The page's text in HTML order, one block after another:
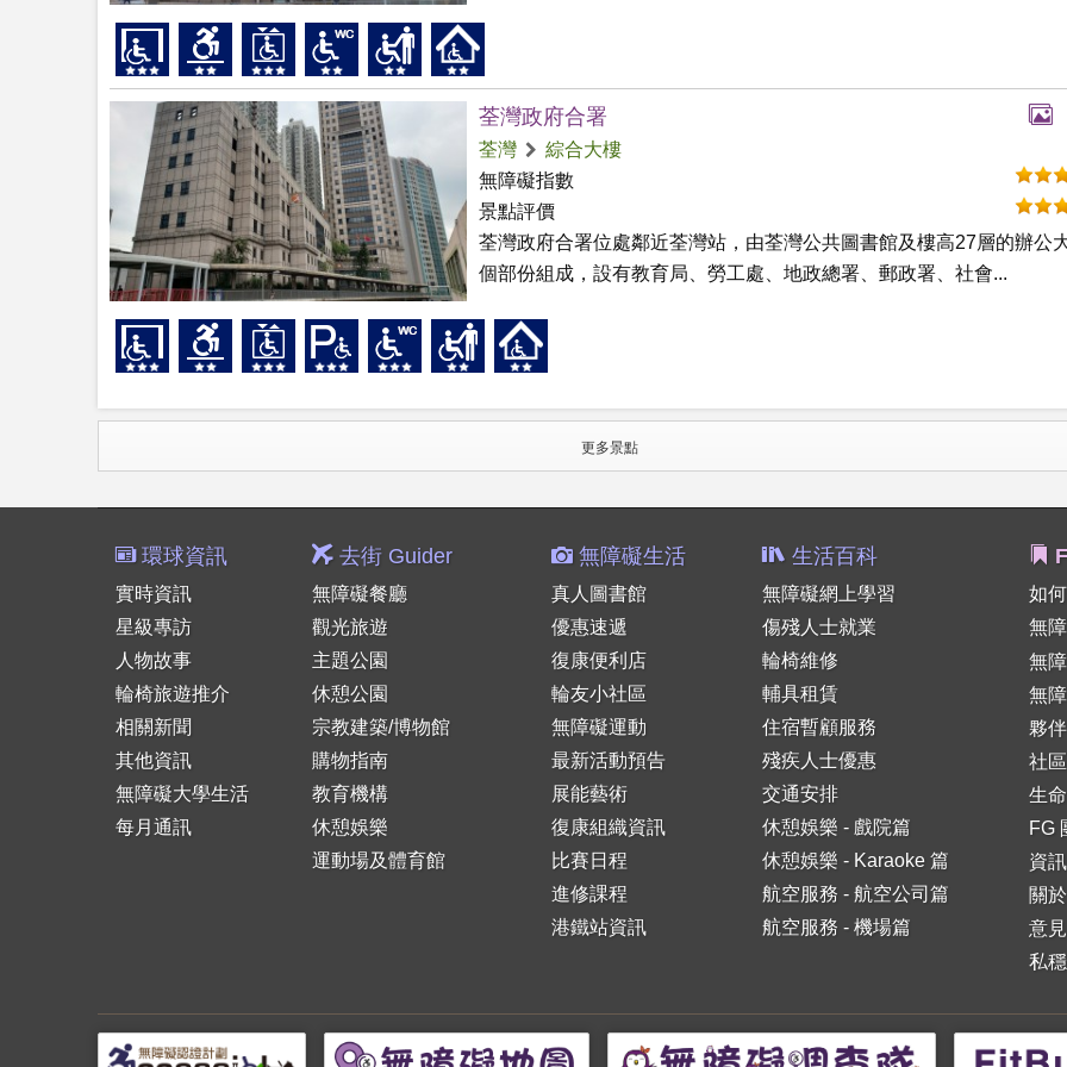
荃灣政府合署
荃灣
綜合大樓
無障礙指數
景點評價
荃灣政府合署位處鄰近荃灣站，由荃灣公共圖書館及樓高27層的辦公
個部份組成，設有教育局、勞工處、地政總署、郵政署、社會...
更多景點
環球資訊
實時資訊
星級專訪
人物故事
輪椅旅遊推介
相關新聞
其他資訊
無障礙大學生活
每月通訊
去街 Guider
無障礙餐廳
觀光旅遊
主題公園
休憩公園
宗教建築/博物館
購物指南
教育機構
休憩娛樂
運動場及體育館
無障礙生活
真人圖書館
優惠速遞
復康便利店
輪友小社區
無障礙運動
最新活動預告
展能藝術
復康組織資訊
比賽日程
進修課程
港鐵站資訊
生活百科
無障礙網上學習
傷殘人士就業
輪椅維修
輔具租賃
住宿暫顧服務
殘疾人士優惠
交通安排
休憩娛樂 - 戲院篇
休憩娛樂 - Karaoke 篇
航空服務 - 航空公司篇
航空服務 - 機場篇
如
無
無
無
夥
社
生
FG
資
關
意
私